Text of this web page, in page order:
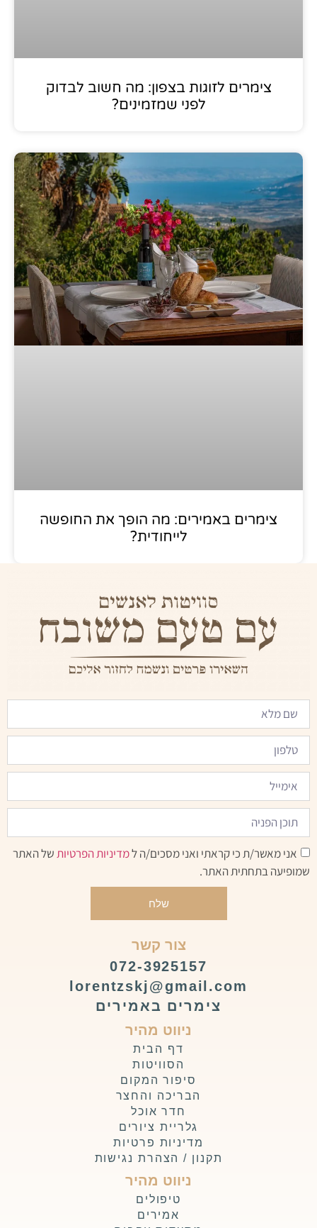
צימרים לזוגות בצפון: מה חשוב לבדוק
לפני שמזמינים?
צימרים באמירים: מה הופך את החופשה
לייחודית?
אני מאשר/ת כי קראתי ואני מסכים/ה למדיניות הפרטיותשל האתר
שמופיעה בתחתית האתר.
שלח
צור קשר
072-3925157
lorentzskj@gmail.com
צימרים באמירים
ניווט מהיר
דף הבית
הסוויטות
סיפור המקום
הבריכה והחצר
חדר אוכל
גלריית ציורים
מדיניות פרטיות
תקנון / הצהרת נגישות
ניווט מהיר
טיפולים
אמירים